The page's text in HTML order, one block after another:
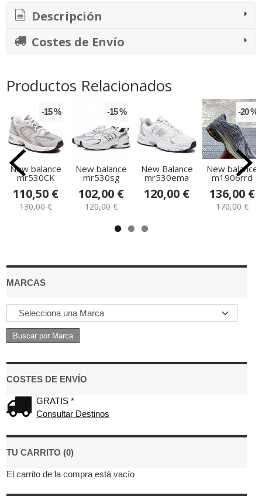
MARCAS
COSTES DE ENVÍO
GRATIS *
Consultar Destinos
TU CARRITO (0)
El carrito de la compra está vacío
Descripción
Costes de Envío
Productos Relacionados
-15 %
New balance
mr530CK
110,50 €
130,00 €
-15 %
New balance
mr530sg
102,00 €
120,00 €
New Balance
mr530ema
120,00 €
-20 %
New balance
m1906rrd
136,00 €
170,00 €